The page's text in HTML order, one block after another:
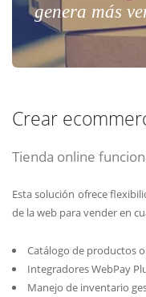
genera más
Crear
Tienda online
Esta solución ofrece
de la web para vender en
Catálogo de productos
Integradores WebPay
Manejo de inventario